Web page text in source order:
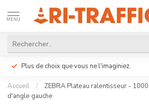
MENU
Plus de choix que vous ne l'imaginiez.
Accueil /
ZEBRA Plateau ralentisseur -
d'angle gauche